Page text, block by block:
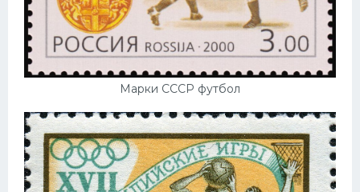
Марки СССР футбол